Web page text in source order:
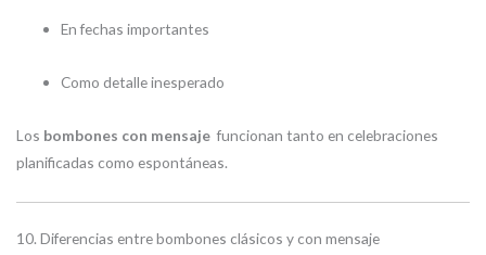
En fechas importantes
Como detalle inesperado
Los bombones con mensaje funcionan tanto en celebraciones
planificadas como espontáneas.
10. Diferencias entre bombones clásicos y con mensaje